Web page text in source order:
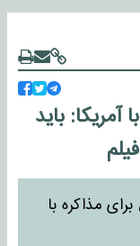
باید
مذاکره با